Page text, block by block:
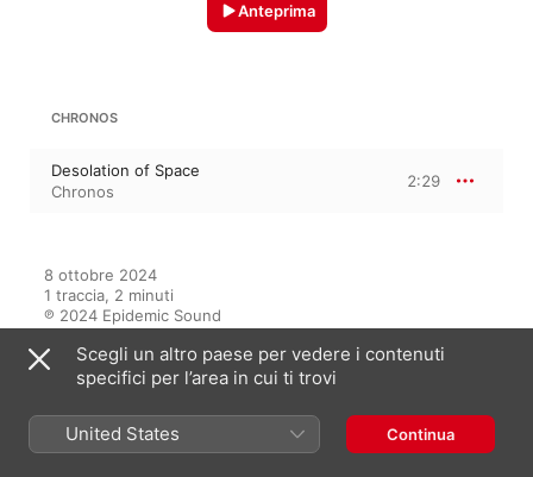
Anteprima
CHRONOS
Desolation of Space
Chronos
2:29
8 ottobre 2024
1 traccia, 2 minuti
℗ 2024 Epidemic Sound
Scegli un altro paese per vedere i contenuti
specifici per l’area in cui ti trovi
United States Continua